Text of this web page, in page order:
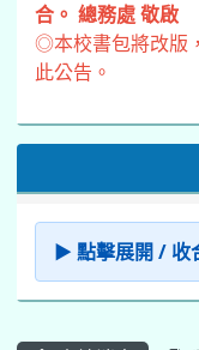
合。 總務處 敬啟
◎本校書包將改版
此公告。
▶ 點擊展開 / 收